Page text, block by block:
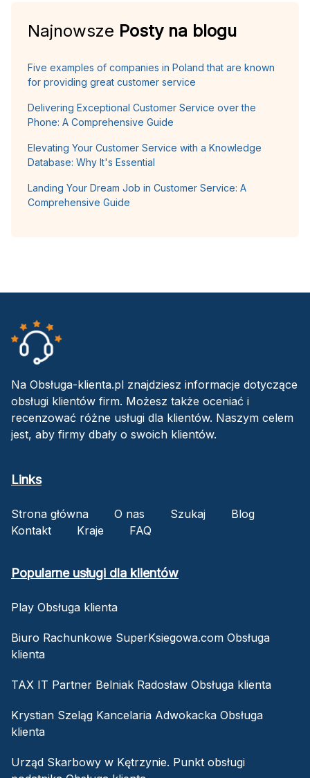
Najnowsze Posty na blogu
Five examples of companies in Poland that are known
for providing great customer service
Delivering Exceptional Customer Service over the
Phone: A Comprehensive Guide
Elevating Your Customer Service with a Knowledge
Database: Why It's Essential
Landing Your Dream Job in Customer Service: A
Comprehensive Guide
Na Obsługa-klienta.pl znajdziesz informacje dotyczące
obsługi klientów firm. Możesz także oceniać i
recenzować różne usługi dla klientów. Naszym celem
jest, aby firmy dbały o swoich klientów.
Links
Strona główna O nas Szukaj
Blog
Kontakt
Kraje FAQ
Popularne usługi dla klientów
Play Obsługa klienta
Biuro Rachunkowe SuperKsiegowa.com Obsługa
klienta
TAX IT Partner Belniak Radosław Obsługa klienta
Krystian Szeląg Kancelaria Adwokacka Obsługa
klienta
Urząd Skarbowy w Kętrzynie. Punkt obsługi